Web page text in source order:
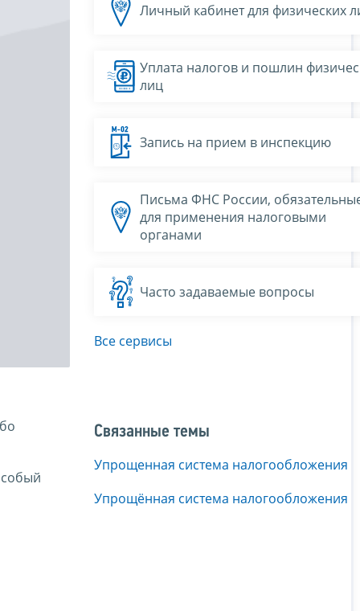
Личный кабинет для физических
Уплата налогов и пошлин
лиц
Запись на прием в инспекцию
Письма ФНС России,
для применения налоговыми
органами
Часто задаваемые вопросы
Все сервисы
Связанные темы
Упрощенная система налогообложения
Упрощённая система налогообложения